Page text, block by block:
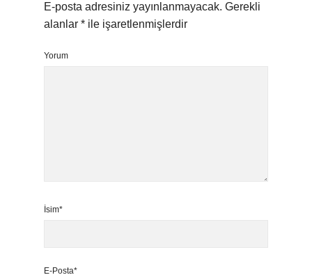
E-posta adresiniz yayınlanmayacak. Gerekli
alanlar * ile işaretlenmişlerdir
Yorum
İsim*
E-Posta*